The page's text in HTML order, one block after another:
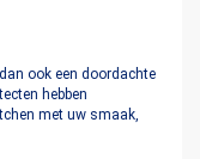
ook een doordachte
hebben
met uw smaak,